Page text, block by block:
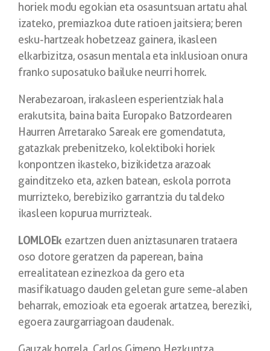
horiek modu egokian eta osasuntsuan artatu ahal
izateko, premiazkoa dute ratioen jaitsiera; beren
esku-hartzeak hobetzeaz gainera, ikasleen
elkarbizitza, osasun mentala eta inklusioan onura
franko suposatuko bailuke neurri horrek.
Nerabezaroan, irakasleen esperientziak hala
erakutsita, baina baita Europako Batzordearen
Haurren Arretarako Sareak ere gomendatuta,
gatazkak prebenitzeko, kolektiboki horiek
konpontzen ikasteko, bizikidetza arazoak
gainditzeko eta, azken batean, eskola porrota
murrizteko, berebiziko garrantzia du taldeko
ikasleen kopurua murrizteak.
LOMLOEk ezartzen duen aniztasunaren trataera
oso dotore geratzen da paperean, baina
errealitatean ezinezkoa da gero eta
masifikatuago dauden geletan gure seme-alaben
beharrak, emozioak eta egoerak artatzea, bereziki,
egoera zaurgarriagoan daudenak.